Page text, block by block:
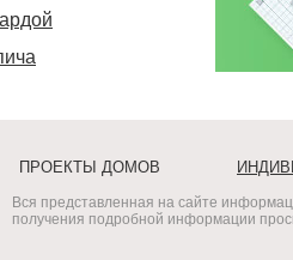
ПРОЕКТЫ ДОМОВ
Вся представленная на сайте
получения подробной информации